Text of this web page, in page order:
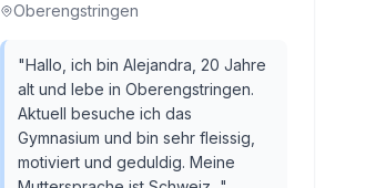
Oberengstringen
"Hallo, ich bin Alejandra, 20 Jahre
alt und lebe in Oberengstringen.
Aktuell besuche ich das
Gymnasium und bin sehr fleissig,
motiviert und geduldig. Meine